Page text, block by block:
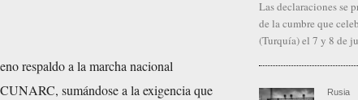
respaldo a la marcha nacional
sumándose a la exigencia que
Las declaraciones se
de la cumbre que
(Turquía) el 7 y 8 de
Rusia